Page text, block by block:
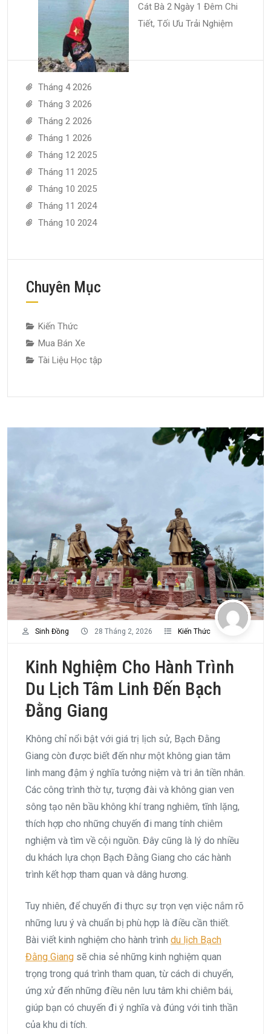
Sinh Đồng 28 Tháng 2, 2026 Kiến Thức
Kinh Nghiệm Cho Hành Trình
Du Lịch Tâm Linh Đến Bạch
Đằng Giang
Không chỉ nổi bật với giá trị lịch sử, Bạch Đằng
Giang còn được biết đến như một không gian tâm
linh mang đậm ý nghĩa tưởng niệm và tri ân tiền nhân.
Các công trình thờ tự, tượng đài và không gian ven
sông tạo nên bầu không khí trang nghiêm, tĩnh lặng,
thích hợp cho những chuyến đi mang tính chiêm
nghiệm và tìm về cội nguồn. Đây cũng là lý do nhiều
du khách lựa chọn Bạch Đằng Giang cho các hành
trình kết hợp tham quan và dâng hương.
Tuy nhiên, để chuyến đi thực sự trọn vẹn việc nắm rõ
những lưu ý và chuẩn bị phù hợp là điều cần thiết.
Bài viết kinh nghiệm cho hành trình du lịch Bạch
Đằng Giang sẽ chia sẻ những kinh nghiệm quan
trọng trong quá trình tham quan, từ cách di chuyển,
ứng xử đến những điều nên lưu tâm khi chiêm bái,
giúp bạn có chuyến đi ý nghĩa và đúng với tinh thần
của khu di tích.
Cát Bà 2 Ngày 1 Đêm Chi
Tiết, Tối Ưu Trải Nghiệm
Tháng 4 2026
Tháng 3 2026
Tháng 2 2026
Tháng 1 2026
Tháng 12 2025
Tháng 11 2025
Tháng 10 2025
Tháng 11 2024
Tháng 10 2024
Chuyên Mục
Kiến Thức
Mua Bán Xe
Tài Liệu Học tập